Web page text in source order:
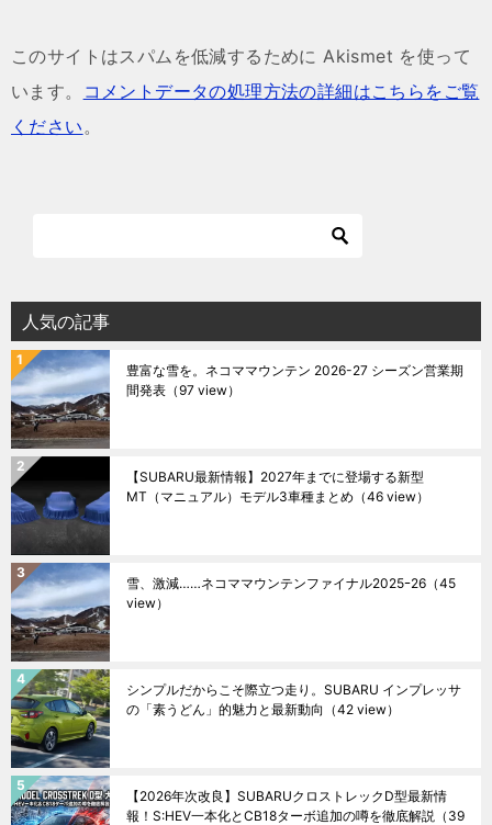
このサイトはスパムを低減するために Akismet を使って
います。
コメントデータの処理方法の詳細はこちらをご覧
ください 。
人気の記事
豊富な雪を。ネコママウンテン 2026-27 シーズン営業期
間発表 （97 view）
【SUBARU最新情報】2027年までに登場する新型
MT（マニュアル）モデル3車種まとめ （46 view）
雪、激減……ネコママウンテンファイナル2025ｰ26 （45
view）
シンプルだからこそ際立つ走り。SUBARU インプレッサ
の「素うどん」的魅力と最新動向 （42 view）
【2026年次改良】SUBARUクロストレックD型最新情
報！S:HEV一本化とCB18ターボ追加の噂を徹底解説 （39